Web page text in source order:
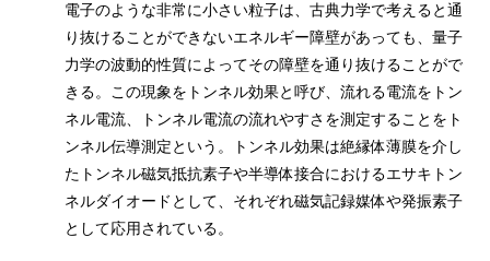
電子のような非常に小さい粒子は、古典力学で考えると通
り抜けることができないエネルギー障壁があっても、量子
力学の波動的性質によってその障壁を通り抜けることがで
きる。この現象をトンネル効果と呼び、流れる電流をトン
ネル電流、トンネル電流の流れやすさを測定することをト
ンネル伝導測定という。トンネル効果は絶縁体薄膜を介し
たトンネル磁気抵抗素子や半導体接合におけるエサキトン
ネルダイオードとして、それぞれ磁気記録媒体や発振素子
として応用されている。